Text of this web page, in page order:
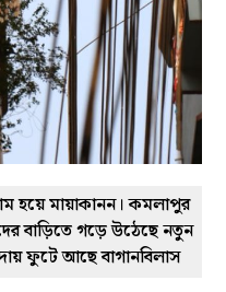
হয়ে মায়াকানন। কমলাপুর
বাড়িতে গড়ে উঠেছে নতুন
ফুটে আছে বাগানবিলাস